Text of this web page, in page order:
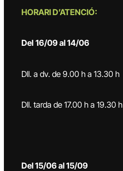
HORARI D’ATENCIÓ:
Del 16/09 al 14/06
Dll. a dv. de 9.00 h a 13.30 h
Dll. tarda de 17.00 h a 19.30 h
Del 15/06 al 15/09